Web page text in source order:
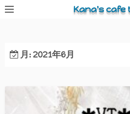
コ
Kana's cafe
月:2021年6月